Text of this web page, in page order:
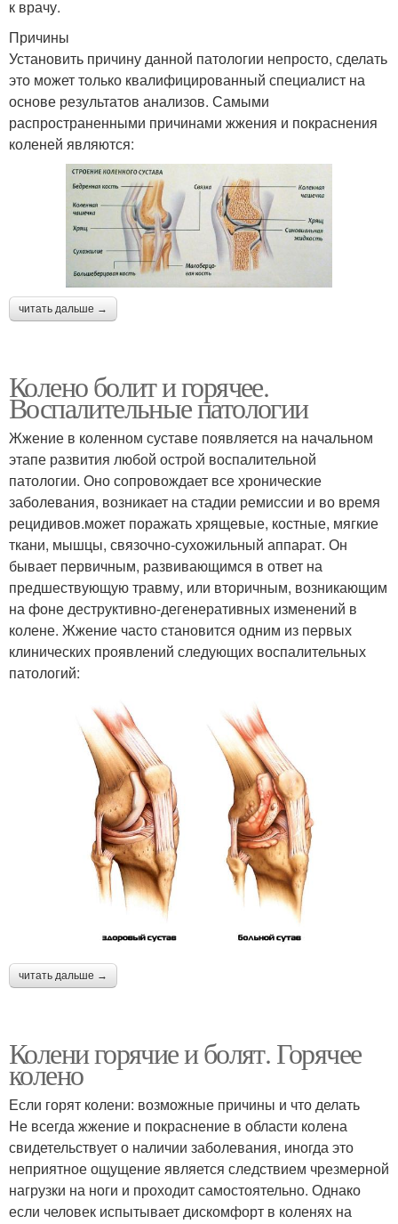
к врачу.
Причины
Установить причину данной патологии непросто, сделать
это может только квалифицированный специалист на
основе результатов анализов. Самыми
распространенными причинами жжения и покраснения
коленей являются:
читать дальше →
Колено болит и горячее.
Воспалительные патологии
Жжение в коленном суставе появляется на начальном
этапе развития любой острой воспалительной
патологии. Оно сопровождает все хронические
заболевания, возникает на стадии ремиссии и во время
рецидивов.может поражать хрящевые, костные, мягкие
ткани, мышцы, связочно-сухожильный аппарат. Он
бывает первичным, развивающимся в ответ на
предшествующую травму, или вторичным, возникающим
на фоне деструктивно-дегенеративных изменений в
колене. Жжение часто становится одним из первых
клинических проявлений следующих воспалительных
патологий:
читать дальше →
Колени горячие и болят. Горячее
колено
Если горят колени: возможные причины и что делать
Не всегда жжение и покраснение в области колена
свидетельствует о наличии заболевания, иногда это
неприятное ощущение является следствием чрезмерной
нагрузки на ноги и проходит самостоятельно. Однако
если человек испытывает дискомфорт в коленях на